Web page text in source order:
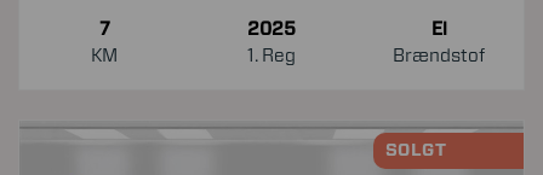
7
KM
2025
1. Reg
El
Brændstof
SOLGT